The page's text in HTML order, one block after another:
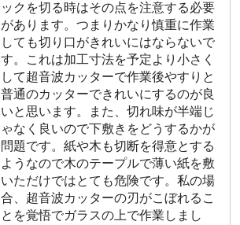
ックを切る時はその点を注意する必要
があります。つまりかなり慎重に作業
しても切り口がきれいにはならないで
す。これは加工寸法を予定より小さく
して超音波カッターで作業後やすりと
普通のカッターできれいにするのが良
いと思います。また、切れ味が半端じ
ゃなく良いので下敷きをどうするかが
問題です。紙や木も切断を得意とする
ようなので木のテープルで薄い紙を敷
いただけではとても危険です。私の場
合、超音波カッターの刃がこぼれるこ
とを覚悟でガラスの上で作業しまし